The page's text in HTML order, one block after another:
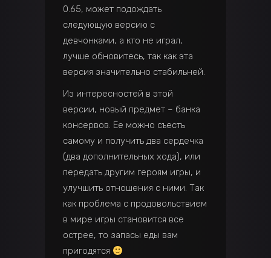
0.65, может подождать
следующую версию с
девчонками, а кто не играл,
лучше обновитесь, так как эта
версия значительно стабильней.
Из интересностей в этой
версии, новый предмет – банка
консервов. Ее можно съесть
самому и получить два сердечка
(два дополнительных хода), или
передать другим героям игры, и
улучшить отношения с ними. Так
как проблема с продовольствием
в мире игры становится все
острее, то запасы еды вам
пригодятся